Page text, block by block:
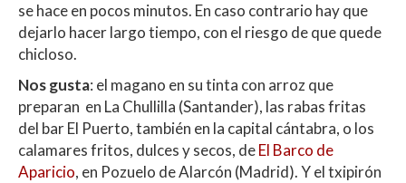
se hace en pocos minutos. En caso contrario hay que
dejarlo hacer largo tiempo, con el riesgo de que quede
chicloso.
Nos gusta: el magano en su tinta con arroz que
preparan en La Chullilla (Santander), las rabas fritas
del bar El Puerto, también en la capital cántabra, o los
calamares fritos, dulces y secos, deEl Barco de
Aparicio, en Pozuelo de Alarcón (Madrid). Y el txipirón